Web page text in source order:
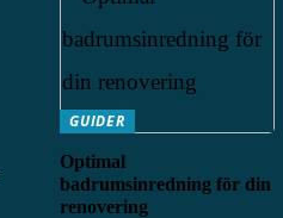
GUIDER
Optimal
badrumsinredning för din
renovering